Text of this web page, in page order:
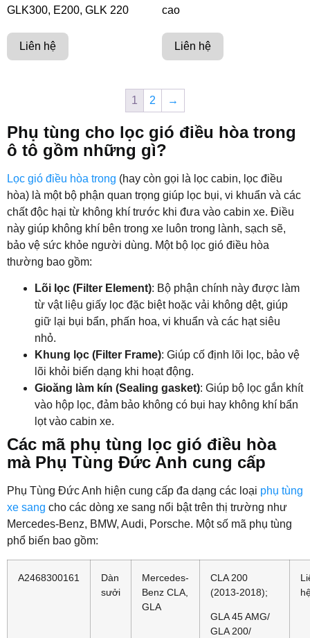
GLK300, E200, GLK 220
Liên hệ
cao
Liên hệ
1 2 →
Phụ tùng cho lọc gió điều hòa trong
ô tô gồm những gì?
Lọc gió điều hòa trong (hay còn gọi là lọc cabin, lọc điều
hòa) là một bộ phận quan trọng giúp lọc bụi, vi khuẩn và các
chất độc hại từ không khí trước khi đưa vào cabin xe. Điều
này giúp không khí bên trong xe luôn trong lành, sạch sẽ,
bảo vệ sức khỏe người dùng. Một bộ lọc gió điều hòa
thường bao gồm:
Lõi lọc (Filter Element): Bộ phận chính này được làm
từ vật liệu giấy lọc đặc biệt hoặc vải không dệt, giúp
giữ lại bụi bẩn, phấn hoa, vi khuẩn và các hạt siêu
nhỏ.
Khung lọc (Filter Frame): Giúp cố định lõi lọc, bảo vệ
lõi khỏi biến dạng khi hoạt động.
Gioăng làm kín (Sealing gasket): Giúp bộ lọc gắn khít
vào hộp lọc, đảm bảo không có bụi hay không khí bẩn
lọt vào cabin xe.
Các mã phụ tùng lọc gió điều hòa
mà Phụ Tùng Đức Anh cung cấp
Phụ Tùng Đức Anh hiện cung cấp đa dạng các loại phụ tùng
xe sang cho các dòng xe sang nổi bật trên thị trường như
Mercedes-Benz, BMW, Audi, Porsche. Một số mã phụ tùng
phổ biến bao gồm:
A2468300161
Dàn
sưởi
Mercedes-
Benz CLA,
GLA
CLA 200
(2013-2018);
GLA 45 AMG/
GLA 200/